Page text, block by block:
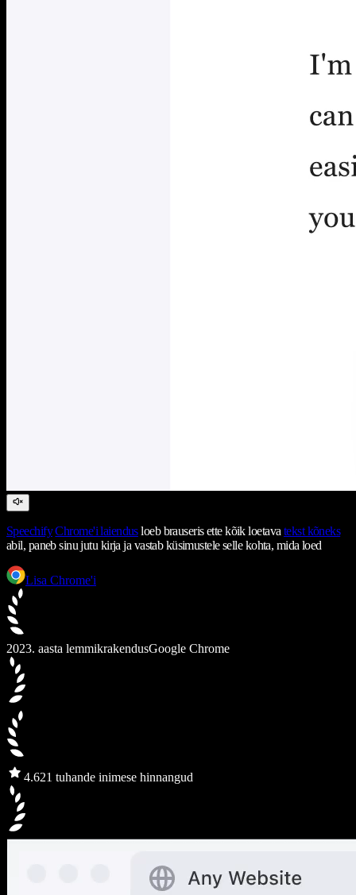
Speechify Chrome'i laiendusloeb brauseris ette kõik loetava tekst kõneks
abil, paneb sinu jutu kirja ja vastab küsimustele selle kohta, mida loed
Lisa Chrome'i
2023. aasta lemmikrakendusGoogle Chrome
4.621 tuhande inimese hinnangud